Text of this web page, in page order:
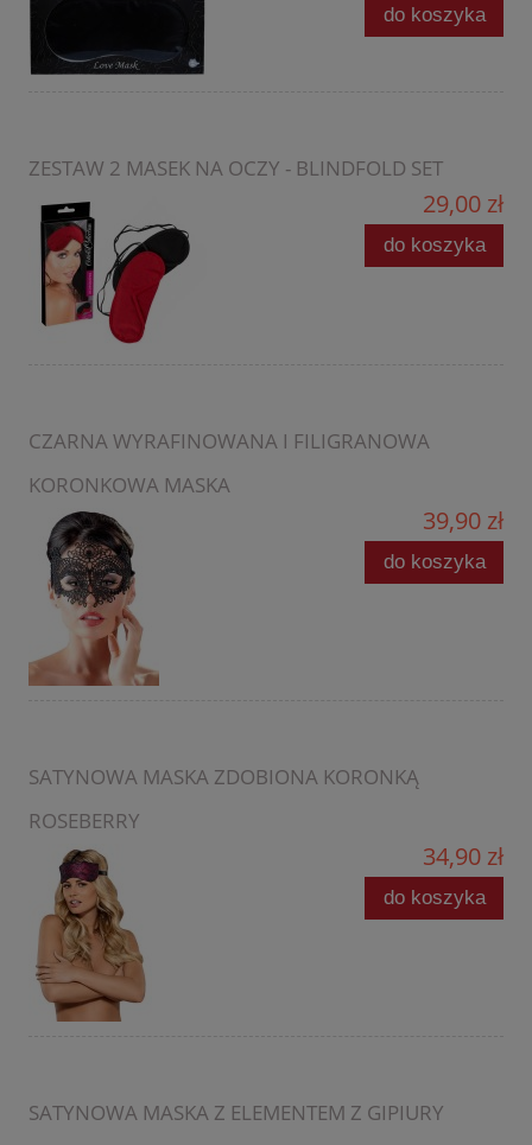
do koszyka
ZESTAW 2 MASEK NA OCZY - BLINDFOLD SET
29,00 zł
do koszyka
CZARNA WYRAFINOWANA I FILIGRANOWA
KORONKOWA MASKA
39,90 zł
do koszyka
SATYNOWA MASKA ZDOBIONA KORONKĄ
ROSEBERRY
34,90 zł
do koszyka
SATYNOWA MASKA Z ELEMENTEM Z GIPIURY